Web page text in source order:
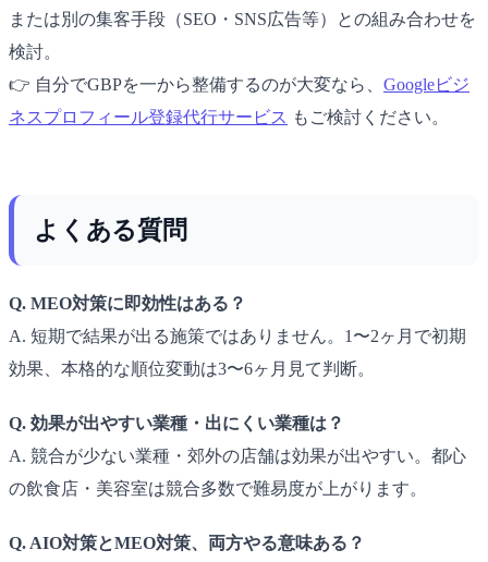
または別の集客手段（SEO・SNS広告等）との組み合わせを
検討。
👉 自分でGBPを一から整備するのが大変なら、 Googleビジ
ネスプロフィール登録代行サービス もご検討ください。
よくある質問
Q. MEO対策に即効性はある？
A. 短期で結果が出る施策ではありません。1〜2ヶ月で初期
効果、本格的な順位変動は3〜6ヶ月見て判断。
Q. 効果が出やすい業種・出にくい業種は？
A. 競合が少ない業種・郊外の店舗は効果が出やすい。都心
の飲食店・美容室は競合多数で難易度が上がります。
Q. AIO対策とMEO対策、両方やる意味ある？